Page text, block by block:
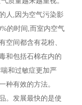
人,因为空气污染影
的时间,而室内空气
空间都含有花粉、
和包括石棉在内的
和过敏症更加严
种有效的方法。
。发展最快的是使